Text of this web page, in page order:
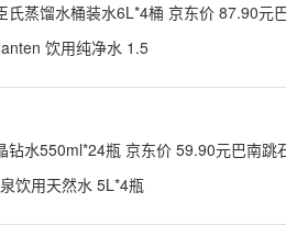
蒸馏水桶装水6L*4桶 京东价 87.90元
饮用纯净水 1.5
水550ml*24瓶 京东价 59.90元巴南跳
饮用天然水 5L*4瓶